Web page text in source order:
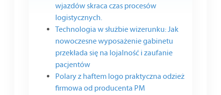
wjazdów skraca czas procesów
logistycznych.
Technologia w służbie wizerunku: Jak
nowoczesne wyposażenie gabinetu
przekłada się na lojalność i zaufanie
pacjentów
Polary z haftem logo praktyczna odzież
firmowa od producenta PM